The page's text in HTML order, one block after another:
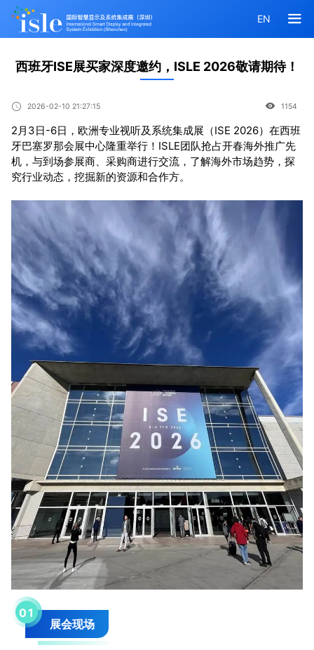
EN
西班牙ISE展买家深度邀约，ISLE 2026敬请期待！
2026-02-10 21:27:15 1154
2月3日-6日，欧洲专业视听及系统集成展（ISE 2026）在西班
牙巴塞罗那会展中心隆重举行！ISLE团队抢占开春海外推广先
机，与到场参展商、采购商进行交流，了解海外市场趋势，探
究行业动态，挖掘新的资源和合作方。
01
展会现场